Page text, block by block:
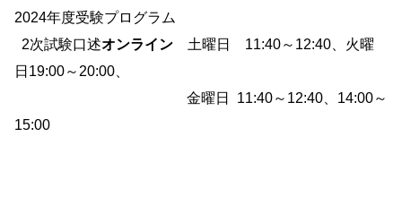
2024年度受験プログラム
2次試験口述オンライン 土曜日 11:40～12:40、火曜
日19:00～20:00、
金曜日 11:40～12:40、14:00～
15:00